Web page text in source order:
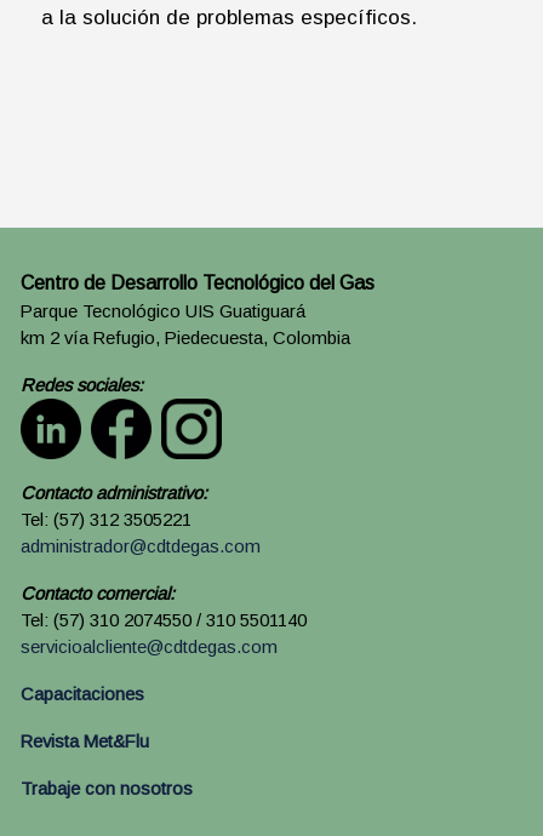
a la solución de problemas específicos.
Centro de Desarrollo Tecnológico del Gas
Parque Tecnológico UIS Guatiguará
km 2 vía Refugio, Piedecuesta, Colombia
Redes sociales:
Contacto administrativo:
Tel: (57) 312 3505221
administrador@cdtdegas.com
Contacto comercial:
Tel: (57) 310 2074550 / 310 5501140
servicioalcliente@cdtdegas.com
Capacitaciones
Revista Met&Flu
Trabaje con nosotros